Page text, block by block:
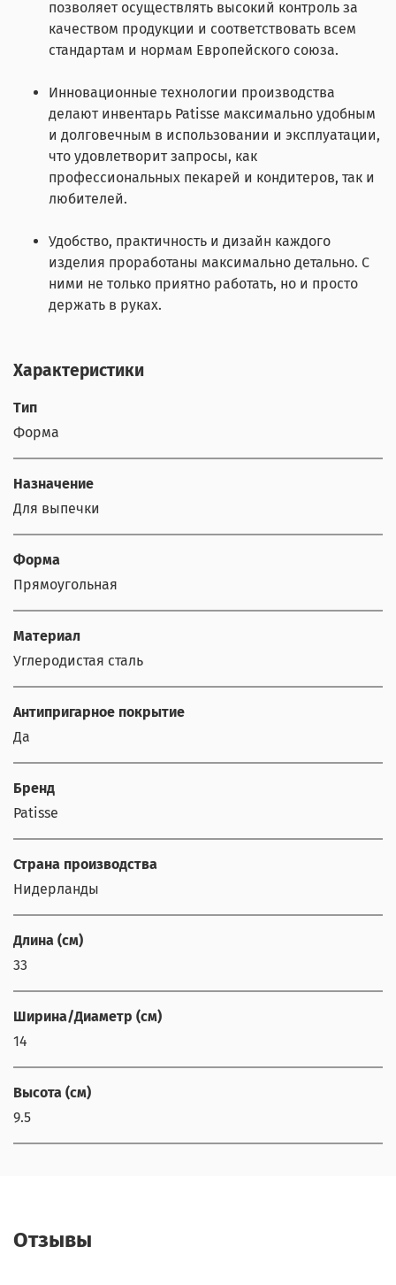
позволяет осуществлять высокий контроль за
качеством продукции и соответствовать всем
стандартам и нормам Европейского союза.
Инновационные технологии производства
делают инвентарь Patisse максимально удобным
и долговечным в использовании и эксплуатации,
что удовлетворит запросы, как
профессиональных пекарей и кондитеров, так и
любителей.
Удобство, практичность и дизайн каждого
изделия проработаны максимально детально. С
ними не только приятно работать, но и просто
держать в руках.
Характеристики
Тип
Форма
Назначение
Для выпечки
Форма
Прямоугольная
Материал
Углеродистая сталь
Антипригарное покрытие
Да
Бренд
Patisse
Страна производства
Нидерланды
Длина (см)
33
Ширина/Диаметр (см)
14
Высота (см)
9.5
Отзывы